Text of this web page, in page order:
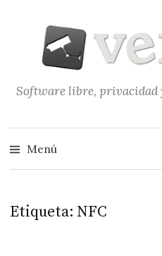
contenido
Software libre, privacidad
Menú
Etiqueta: NFC